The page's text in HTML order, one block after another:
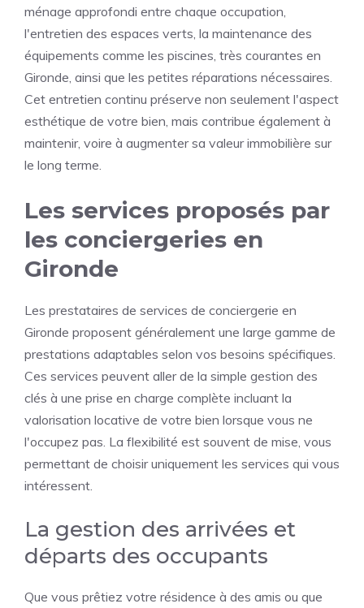
ménage approfondi entre chaque occupation,
l'entretien des espaces verts, la maintenance des
équipements comme les piscines, très courantes en
Gironde, ainsi que les petites réparations nécessaires.
Cet entretien continu préserve non seulement l'aspect
esthétique de votre bien, mais contribue également à
maintenir, voire à augmenter sa valeur immobilière sur
le long terme.
Les services proposés par
les conciergeries en
Gironde
Les prestataires de services de conciergerie en
Gironde proposent généralement une large gamme de
prestations adaptables selon vos besoins spécifiques.
Ces services peuvent aller de la simple gestion des
clés à une prise en charge complète incluant la
valorisation locative de votre bien lorsque vous ne
l'occupez pas. La flexibilité est souvent de mise, vous
permettant de choisir uniquement les services qui vous
intéressent.
La gestion des arrivées et
départs des occupants
Que vous prêtiez votre résidence à des amis ou que